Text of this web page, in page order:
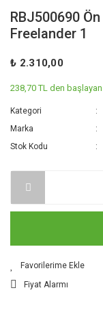
RBJ500690
Freelander 1
₺ 2.310,00
238,70 TL den
Kategori
Marka
Stok Kodu
Fiyat Alarmı